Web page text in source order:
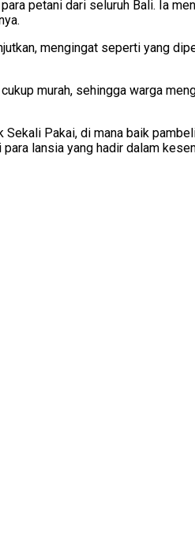
petani dari seluruh Bali. Ia
mengingat seperti yang
murah, sehingga warga
Pakai, di mana baik
lansia yang hadir dalam